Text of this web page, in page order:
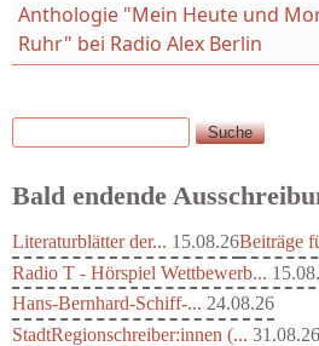
Anthologie "Mein Heute und
Ruhr" bei Radio Alex Berlin
Suchformular
Suche
Bald endende
Literaturblätter der... 15.08.26Beiträge
Radio T - Hörspiel Wettbewerb...
Hans-Bernhard-Schiff-... 24.08.26
StadtRegionschreiber:innen (... 31.08.26